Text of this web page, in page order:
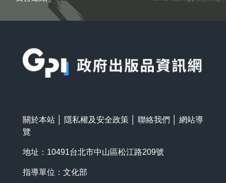
關於本站 隱私權及安全政策 聯絡我們
網站導
覽
地址：10491台北市中山區松江路209號
指導單位：文化部